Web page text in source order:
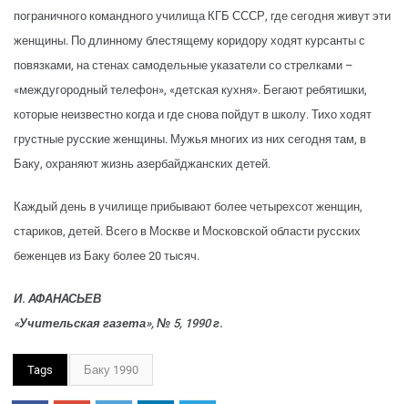
пограничного командного училища КГБ СССР, где сегодня живут эти
женщины. По длинному блестящему коридору ходят курсанты с
повязками, на стенах самодельные указатели со стрелками –
«междугородный телефон», «детская кухня». Бегают ребятишки,
которые неизвестно когда и где снова пойдут в школу. Тихо ходят
грустные русские женщины. Мужья многих из них сегодня там, в
Баку, охраняют жизнь азербайджанских детей.
Каждый день в училище прибывают более четырехсот женщин,
стариков, детей. Всего в Москве и Московской области русских
беженцев из Баку более 20 тысяч.
И. АФАНАСЬЕВ
«Учительская газета», № 5, 1990 г.
Tags Баку 1990